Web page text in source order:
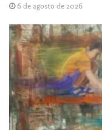
6 de agosto de 2026